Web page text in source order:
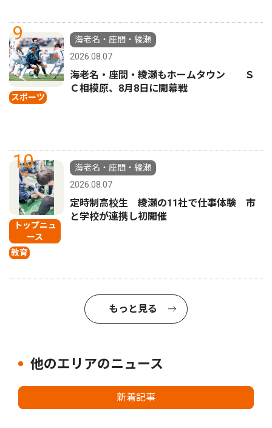
9
スポーツ
海老名・座間・綾瀬
2026.08.07
海老名・座間・綾瀬もホームタウン Ｓ
Ｃ相模原、8月8日に開幕戦
10
トップニュ
ース
教育
海老名・座間・綾瀬
2026.08.07
定時制高校生 綾瀬の11社で仕事体験 市
と学校が連携し初開催
もっと見る
他のエリアのニュース
新着記事